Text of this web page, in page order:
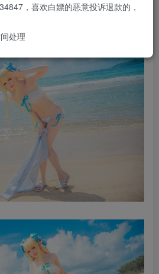
，喜欢白嫖的恶意投诉退款的，
处理